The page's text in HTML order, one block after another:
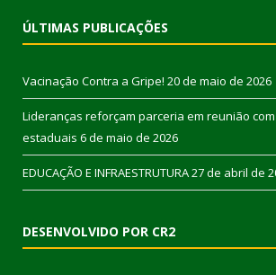
ÚLTIMAS PUBLICAÇÕES
Vacinação Contra a Gripe! 20 de maio de 2026
Lideranças reforçam parceria em reunião
estaduais 6 de maio de 2026
EDUCAÇÃO E INFRAESTRUTURA27 de abril de
DESENVOLVIDO POR CR2